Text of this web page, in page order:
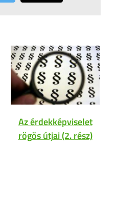
Az érdekképviselet
rögös útjai (2. rész)